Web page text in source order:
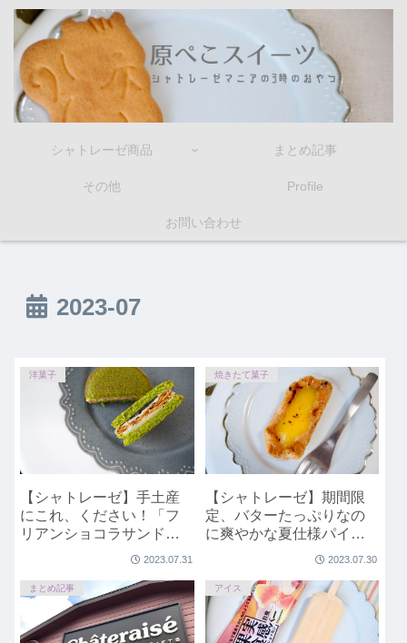
シャトレーゼ商品 まとめ記事
その他 Profile
お問い合わせ
2023-07
洋菓子
【シャトレーゼ】手土産
にこれ、ください！「フ
リアンショコラサンドパ
2023.07.31
焼きたて菓子
【シャトレーゼ】期間限
定、バターたっぷりなの
に爽やかな夏仕様パイ
「レモンチーズパイ」
2023.07.30
まとめ記事 アイス